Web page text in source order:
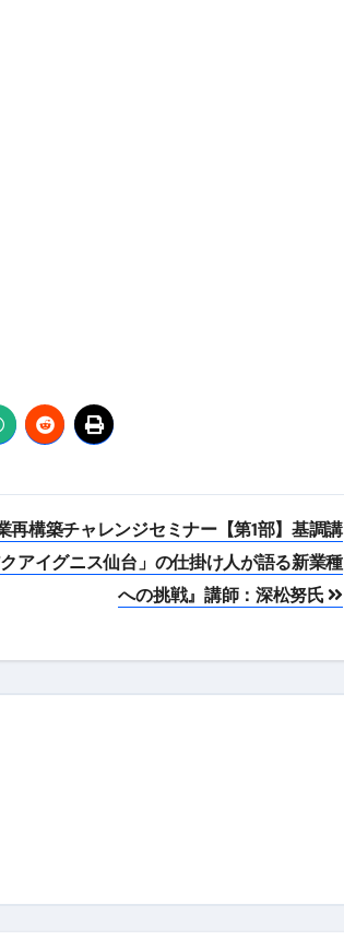
再構築チャレンジセミナー【第1部】基調講
アイグニス仙台」の仕掛け人が語る新業種
への挑戦』講師：深松努氏